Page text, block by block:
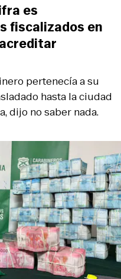
pertenecía a su
hasta la ciudad
dijo no saber nada.
es
fiscalizados en